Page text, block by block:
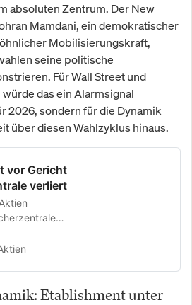
absoluten Zentrum. Der New
Mamdani, ein demokratischer
Mobilisierungskraft,
seine politische
Für Wall Street und
das ein Alarmsignal
2026, sondern für die Dynamik
über diesen Wahlzyklus hinaus.
vor Gericht
verliert
zugunsten
Etablishment unter